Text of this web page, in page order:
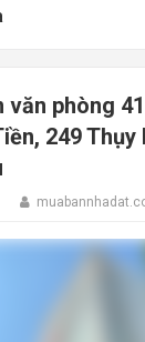
văn phòng
249 Thụy